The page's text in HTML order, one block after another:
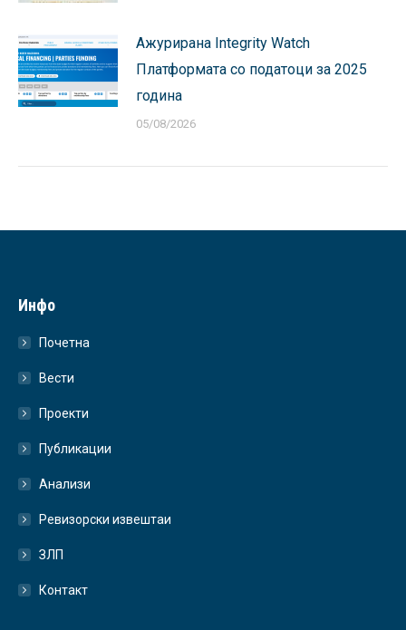
Ажурирана Integrity Watch
Платформата со податоци за 2025
година
05/08/2026
Инфо
Почетна
Вести
Проекти
Публикации
Анализи
Ревизорски извештаи
ЗЛП
Контакт